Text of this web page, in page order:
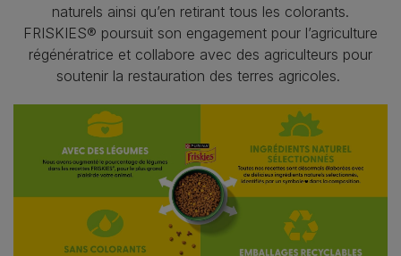
naturels ainsi qu’en retirant tous les colorants.
FRISKIES® poursuit son engagement pour l’agriculture
régénératrice et collabore avec des agriculteurs pour
soutenir la restauration des terres agricoles.